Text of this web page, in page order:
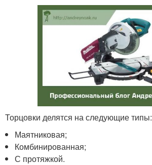
Торцовки делятся на следующие типы:
Маятниковая;
Комбинированная;
С протяжкой.